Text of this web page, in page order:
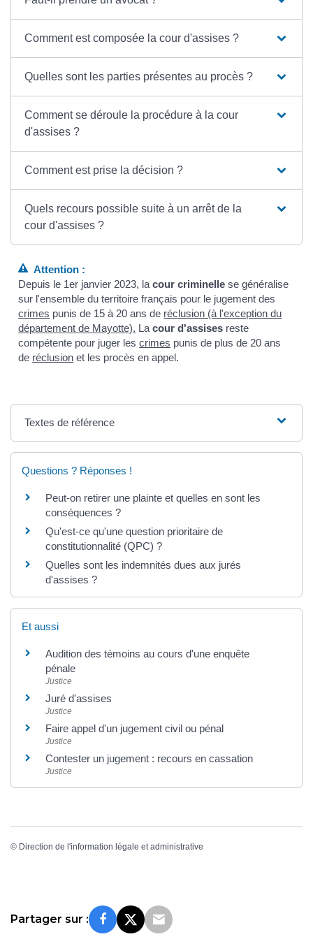
Comment est composée la cour d'assises ?
Quelles sont les parties présentes au procès ?
Comment se déroule la procédure à la cour
d'assises ?
Comment est prise la décision ?
Quels recours possible suite à un arrêt de la
cour d'assises ?
Attention :
Depuis le 1er janvier 2023, lacour criminelle se généralise
sur l'ensemble du territoire français pour le jugement des
crimes punis de 15 à 20 ans de réclusion (à l'exception du
département de Mayotte). Lacour d'assises reste
compétente pour juger lescrimes punis de plus de 20 ans
de réclusion et les procès en appel.
Textes de référence
Questions ? Réponses !
Peut-on retirer une plainte et quelles en sont les
conséquences ?
Qu'est-ce qu'une question prioritaire de
constitutionnalité (QPC) ?
Quelles sont les indemnités dues aux jurés
d'assises ?
Et aussi
Audition des témoins au cours d'une enquête
pénale
Justice
Juré d'assises
Justice
Faire appel d'un jugement civil ou pénal
Justice
Contester un jugement : recours en cassation
Justice
© Direction de l'information légale et administrative
Partager sur :